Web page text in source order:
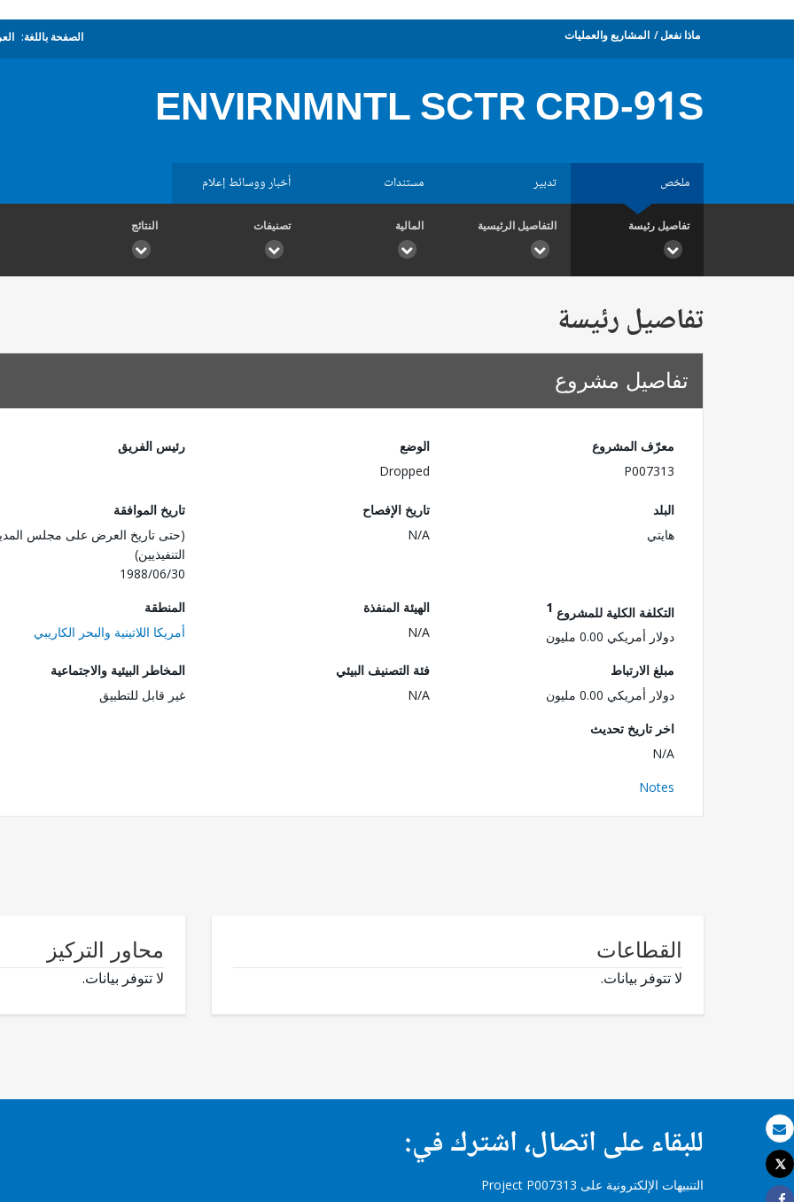
بريد الكتروني
طباعة
Tweet
ماذا نفعل المشاريع والعمليات الصفحة باللغة:
ENVIRNMNTL SCTR CRD-91S
ملخص تدبير مستندات أخبار ووسائط إعلام
تفاصيل رئيسة التفاصيل الرئيسية المالية تصنيفات النتائج
تفاصيل رئيسة
تفاصيل مشروع
معرّف المشروع
P007313
الوضع
Dropped
رئيس الفريق
البلد
هايتي
تاريخ الإفصاح
N/A
تاريخ الموافقة
(حتى تاريخ العرض على مجلس
التنفيذيين)
1988/06/30
التكلفة الكلية للمشروع 1
دولار أمريكي 0.00 مليون
الهيئة المنفذة
N/A
المنطقة
أمريكا اللاتينية والبحر الكاريبي
مبلغ الارتباط
دولار أمريكي 0.00 مليون
فئة التصنيف البيئي
N/A
المخاطر البيئية والاجتماعية
غير قابل للتطبيق
اخر تاريخ تحديث
N/A
Notes
القطاعات
لا تتوفر بيانات.
محاور التركيز
لا تتوفر بيانات.
للبقاء على اتصال، اشترك في:
التنبيهات الإلكترونية على Project P007313